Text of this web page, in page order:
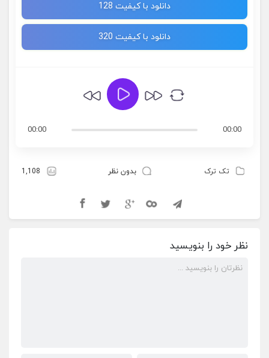
دانلود با کیفیت 128
دانلود با کیفیت 320
00:00
00:00
تک ترک بدون نظر 1,108
نظر خود را بنویسید